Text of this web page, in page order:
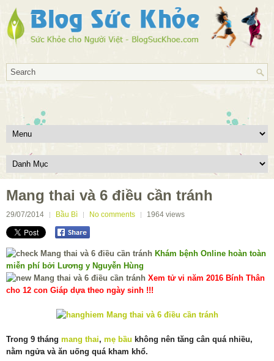
Mang thai và 6 điều cần tránh
29/07/2014 Bầu Bì No comments 1964 views
Khám bệnh Online hoàn toàn
miễn phí bởi Lương y Nguyễn Hùng
Xem tử vi năm 2016 Bính Thân
cho 12 con Giáp dựa theo ngày sinh !!!
Trong 9 tháng mang thai, mẹ bầu không nên tăng cân quá nhiều,
nằm ngửa và ăn uống quá kham khổ.